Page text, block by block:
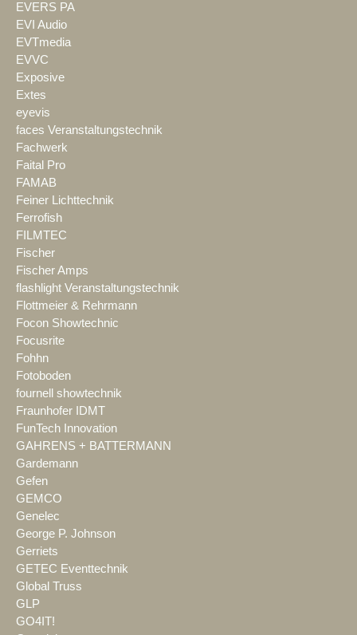
EVERS PA
EVI Audio
EVTmedia
EVVC
Exposive
Extes
eyevis
faces Veranstaltungstechnik
Fachwerk
Faital Pro
FAMAB
Feiner Lichttechnik
Ferrofish
FILMTEC
Fischer
Fischer Amps
flashlight Veranstaltungstechnik
Flottmeier & Rehrmann
Focon Showtechnic
Focusrite
Fohhn
Fotoboden
fournell showtechnik
Fraunhofer IDMT
FunTech Innovation
GAHRENS + BATTERMANN
Gardemann
Gefen
GEMCO
Genelec
George P. Johnson
Gerriets
GETEC Eventtechnik
Global Truss
GLP
GO4IT!